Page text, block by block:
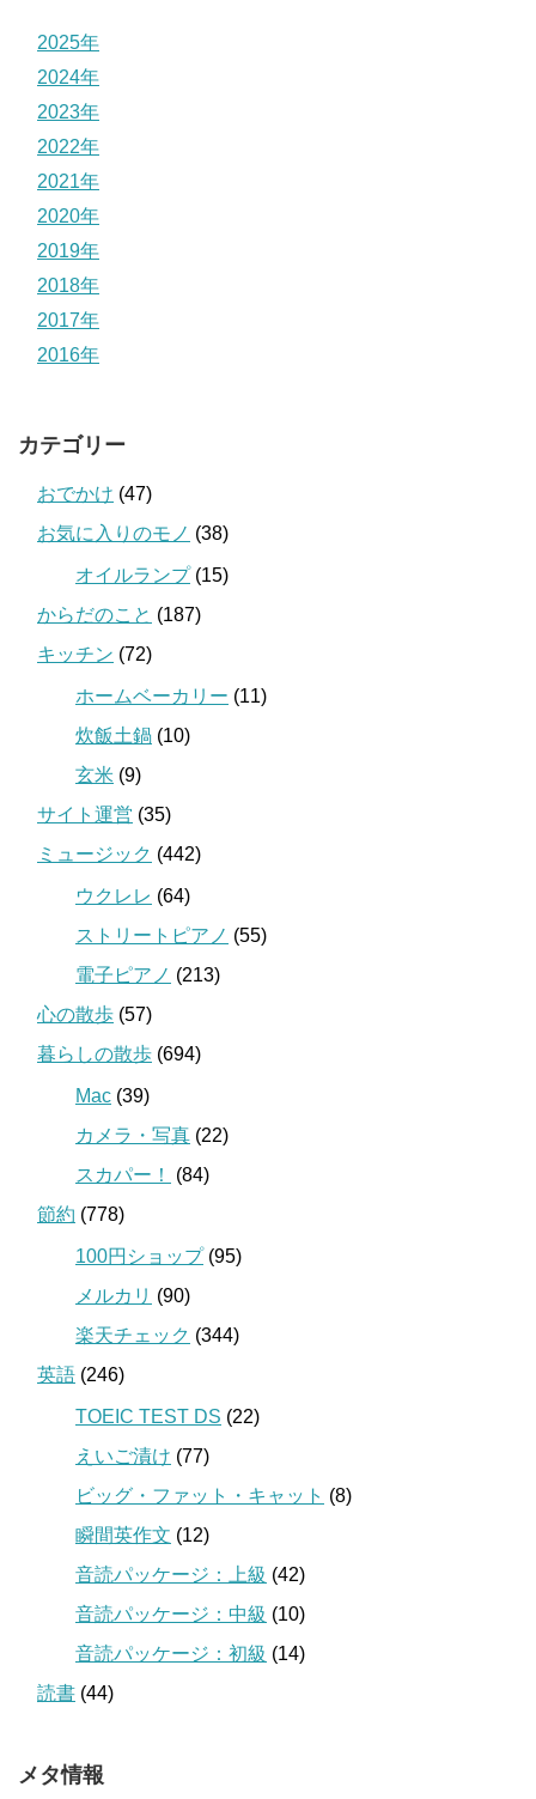
2025年
2024年
2023年
2022年
2021年
2020年
2019年
2018年
2017年
2016年
カテゴリー
おでかけ (47)
お気に入りのモノ (38)
オイルランプ(15)
からだのこと (187)
キッチン (72)
ホームベーカリー (11)
炊飯土鍋 (10)
玄米 (9)
サイト運営 (35)
ミュージック (442)
ウクレレ (64)
ストリートピアノ (55)
電子ピアノ (213)
心の散歩 (57)
暮らしの散歩 (694)
Mac (39)
カメラ・写真 (22)
スカパー！
(84)
節約 (778)
100円ショップ(95)
メルカリ (90)
楽天チェック (344)
英語 (246)
TOEIC TEST DS (22)
えいご漬け (77)
ビッグ・ファット・キャット (8)
瞬間英作文 (12)
音読パッケージ：上級 (42)
音読パッケージ：中級 (10)
音読パッケージ：初級 (14)
読書 (44)
メタ情報